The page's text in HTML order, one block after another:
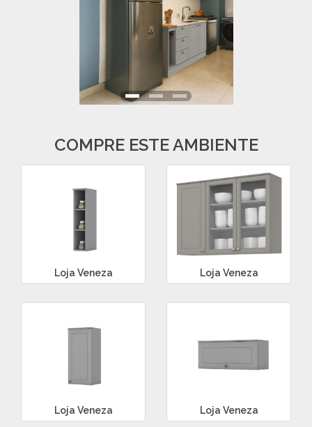
COMPRE ESTE AMBIENTE
Loja Veneza Loja Veneza
Loja Veneza Loja Veneza